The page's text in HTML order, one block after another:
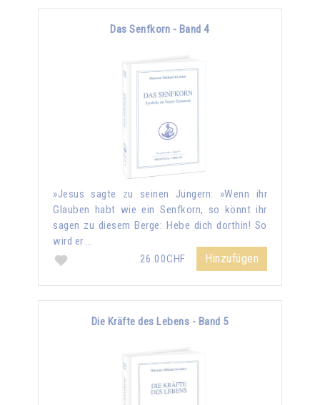
Das Senfkorn - Band 4
»Jesus sagte zu seinen Jüngern: »Wenn ihr
Glauben habt wie ein Senfkorn, so könnt ihr
sagen zu diesem Berge: Hebe dich dorthin! So
wird er …
26.00CHF
Hinzufügen
Die Kräfte des Lebens - Band 5